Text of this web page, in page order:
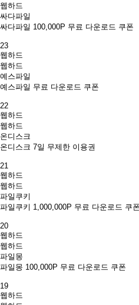
웹하드
싸다파일
싸다파일 100,000P 무료 다운로드 쿠폰
23
웹하드
웹하드
예스파일
예스파일 무료 다운로드 쿠폰
22
웹하드
웹하드
온디스크
온디스크 7일 무제한 이용권
21
웹하드
웹하드
파일쿠키
파일쿠키 1,000,000P 무료 다운로드 쿠폰
20
웹하드
웹하드
파일몽
파일몽 100,000P 무료 다운로드 쿠폰
19
웹하드